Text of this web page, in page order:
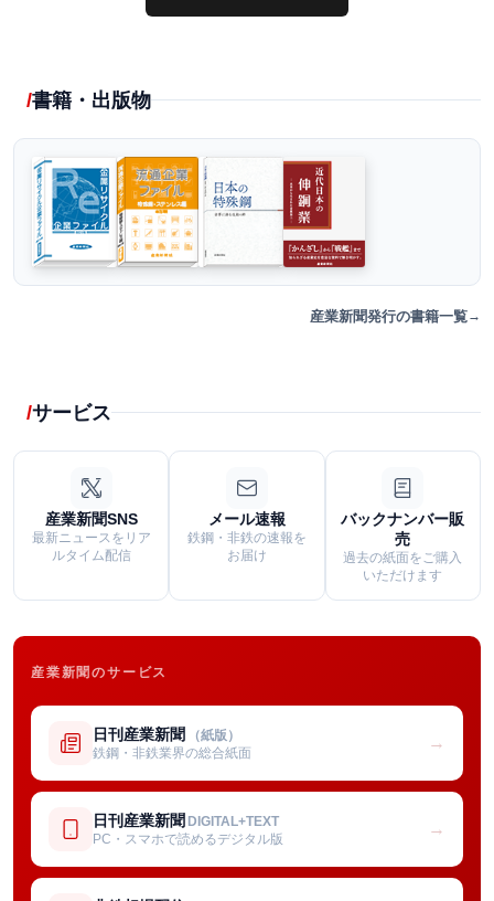
書籍・出版物
産業新聞発行の書籍一覧
サービス
産業新聞SNS
最新ニュースをリア
ルタイム配信
メール速報
鉄鋼・非鉄の速報を
お届け
バックナンバー販
売
過去の紙面をご購入
いただけます
産業新聞のサービス
日刊産業新聞 （紙版）
鉄鋼・非鉄業界の総合紙面
→
日刊産業新聞 DIGITAL+TEXT
PC・スマホで読めるデジタル版
→